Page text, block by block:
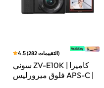
4.5(282التقييمات)
سوني ZV-E10K | كاميرا
فلوق ميرورليس APS-C |